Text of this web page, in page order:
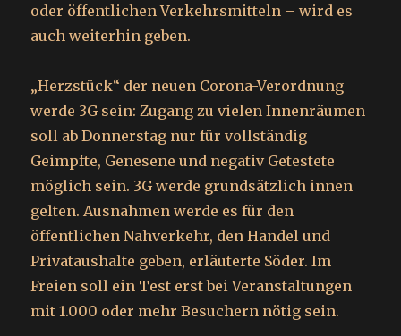
oder öffentlichen Verkehrsmitteln – wird es
auch weiterhin geben.
„Herzstück“ der neuen Corona-Verordnung
werde 3G sein: Zugang zu vielen Innenräumen
soll ab Donnerstag nur für vollständig
Geimpfte, Genesene und negativ Getestete
möglich sein. 3G werde grundsätzlich innen
gelten. Ausnahmen werde es für den
öffentlichen Nahverkehr, den Handel und
Privataushalte geben, erläuterte Söder. Im
Freien soll ein Test erst bei Veranstaltungen
mit 1.000 oder mehr Besuchern nötig sein.